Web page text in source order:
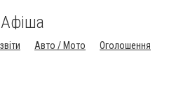
Афіша
Авто / Мото Оголошення